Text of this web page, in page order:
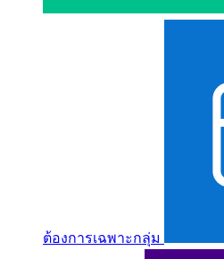
ต้องการเฉพาะกลุ่ม